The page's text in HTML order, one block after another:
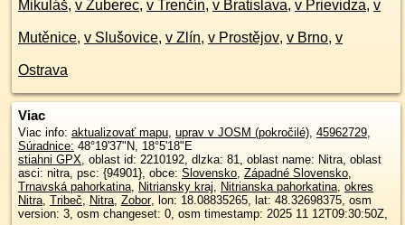
Mikuláš, v Zuberec, v Trenčín, v Bratislava, v Prievidza, v
Mutěnice, v Slušovice, v Zlín, v Prostějov, v Brno, v
Ostrava
Viac
Viac info: aktualizovať mapu, uprav v JOSM (pokročilé), 45962729,
Súradnice: 48°19'37"N, 18°5'18"E
stiahni GPX, oblast id: 2210192, dlzka: 81, oblast name: Nitra, oblast
asci: nitra, psc: {94901}, obce: Slovensko, Západné Slovensko,
Trnavská pahorkatina, Nitriansky kraj, Nitrianska pahorkatina, okres
Nitra, Tribeč, Nitra, Zobor, lon: 18.08835265, lat: 48.32698375, osm
version: 3, osm changeset: 0, osm timestamp: 2025 11 12T09:30:50Z,